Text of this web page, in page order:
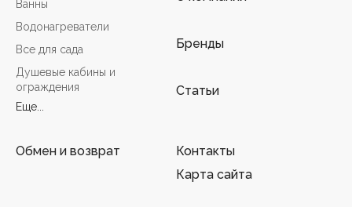
Ванны
Водонагреватели
Все для сада
Душевые кабины и
ограждения
Еще...
Бренды
Статьи
Обмен и возврат
Контакты
Карта сайта